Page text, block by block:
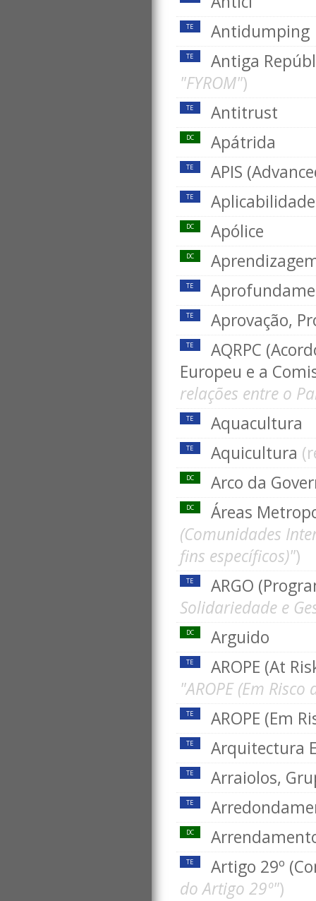
TE Antidumping
TE
Antiga
"FYROM")
TE Antitrust
DC Apátrida
TE APIS
TE
DC Apólice
DC
TE
TE Aprovação,
TE
AQRPC
Europeu e a
relações entre o
TE Aquacultura
TE Aquicultura
DC Arco da
DC
Áreas
(Comunidades
fins específicos)")
TE
ARGO
Solidariedade e
DC Arguido
TE
AROPE (At
"AROPE (Em
TE AROPE (Em
TE Arquitectura
TE Arraiolos,
TE
DC
TE
Artigo 29º
do Artigo 29º")